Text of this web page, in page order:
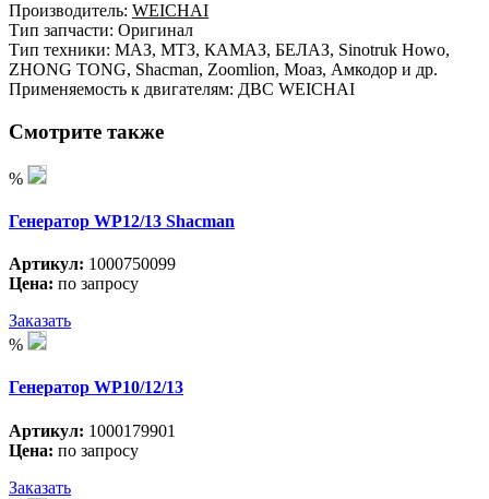
Производитель: WEICHAI
Тип запчасти: Оригинал
Тип техники: МАЗ, МТЗ, КАМАЗ, БЕЛАЗ, Sinotruk Howo,
ZHONG TONG, Shacman, Zoomlion, Моаз, Амкодор и др.
Применяемость к двигателям: ДВС WEICHAI
Смотрите также
%
Генератор WP12/13 Shacman
Артикул: 1000750099
Цена: по запросу
Заказать
%
Генератор WP10/12/13
Артикул: 1000179901
Цена: по запросу
Заказать